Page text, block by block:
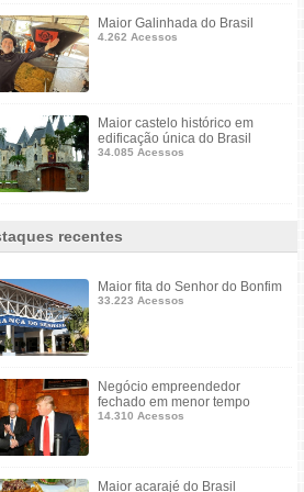
Maior Galinhada do Brasil
4.262 Acessos
Maior castelo histórico em
edificação única do Brasil
34.085 Acessos
recentes
Maior fita do Senhor do Bonfim
33.223 Acessos
Negócio empreendedor
fechado em menor tempo
14.310 Acessos
Maior acarajé do Brasil